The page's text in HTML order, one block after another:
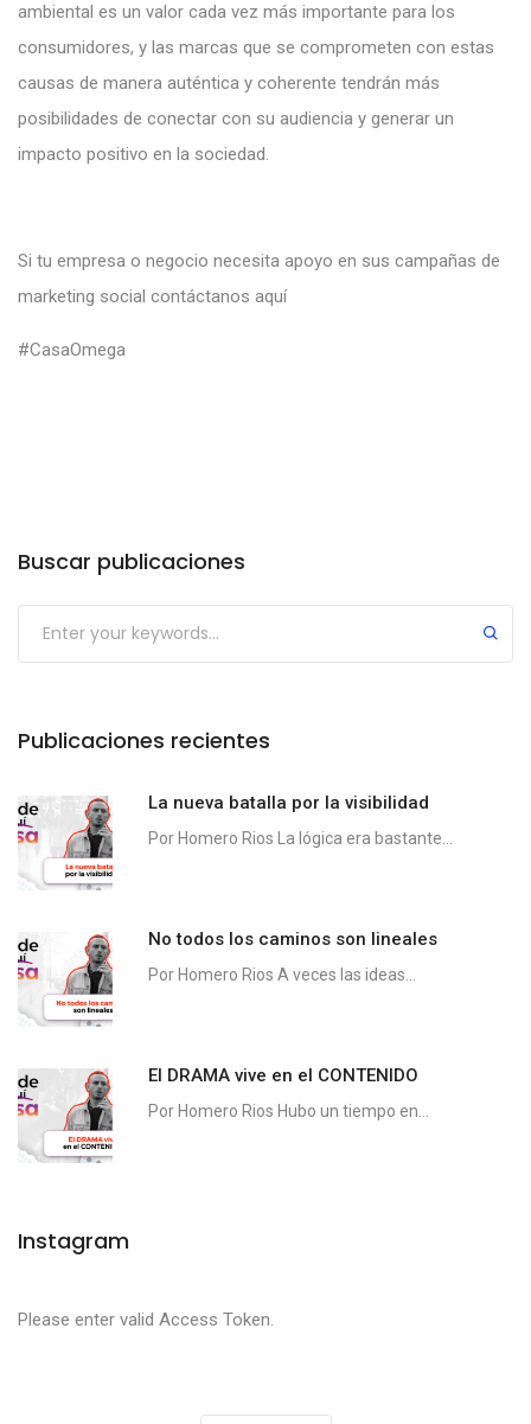
ambiental es un valor cada vez más importante para los
consumidores, y las marcas que se comprometen con estas
causas de manera auténtica y coherente tendrán más
posibilidades de conectar con su audiencia y generar un
impacto positivo en la sociedad.
Si tu empresa o negocio necesita apoyo en sus campañas de
marketing social contáctanos aquí
#CasaOmega
Buscar publicaciones
Publicaciones recientes
La nueva batalla por la visibilidad
Por Homero Rios La lógica era bastante...
No todos los caminos son lineales
Por Homero Rios A veces las ideas...
El DRAMA vive en el CONTENIDO
Por Homero Rios Hubo un tiempo en...
Instagram
Please enter valid Access Token.